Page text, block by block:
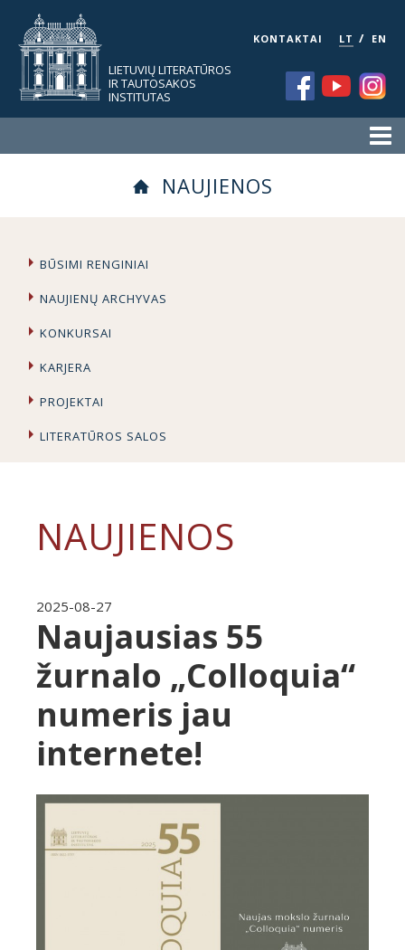
LIETUVIŲ LITERATŪROS
IR TAUTOSAKOS
INSTITUTAS
KONTAKTAI LT / EN
NAUJIENOS
BŪSIMI RENGINIAI
NAUJIENŲ ARCHYVAS
KONKURSAI
KARJERA
PROJEKTAI
LITERATŪROS SALOS
NAUJIENOS
2025-08-27
Naujausias 55
žurnalo „Colloquia“
numeris jau
internete!